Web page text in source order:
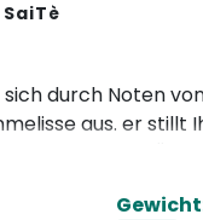
SaiTè
durch Noten
aus. er stillt
wohltuend.